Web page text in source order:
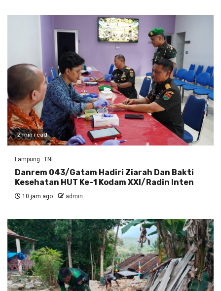
2 min read
Lampung TNI
Danrem 043/Gatam Hadiri Ziarah Dan Bakti
Kesehatan HUT Ke-1 Kodam XXI/Radin Inten
10 jam ago admin